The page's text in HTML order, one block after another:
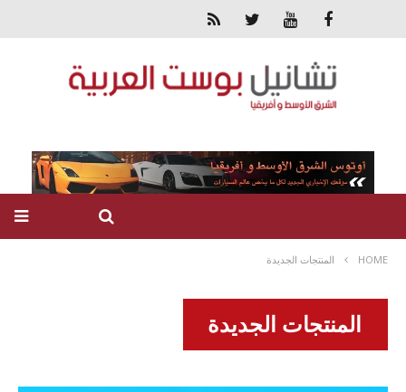
HOME المنتجات الجديدة
المنتجات الجديدة